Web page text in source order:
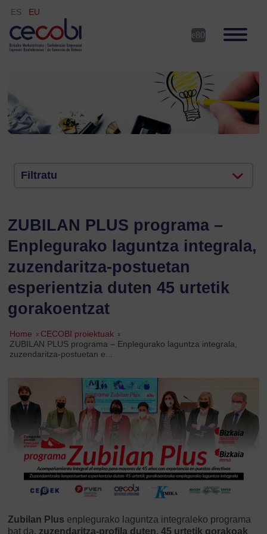
ES EU
Filtratu
ZUBILAN PLUS programa –
Enplegurako laguntza integrala,
zuzendaritza-postuetan
esperientzia duten 45 urtetik
gorakoentzat
Home » CECOBI proiektuak »
ZUBILAN PLUS programa – Enplegurako laguntza integrala,
zuzendaritza-postuetan e...
Zubilan Plus enplegurako laguntza integraleko programa
bat da, zuzendaritza-profila duten, 45 urtetik gorakoak